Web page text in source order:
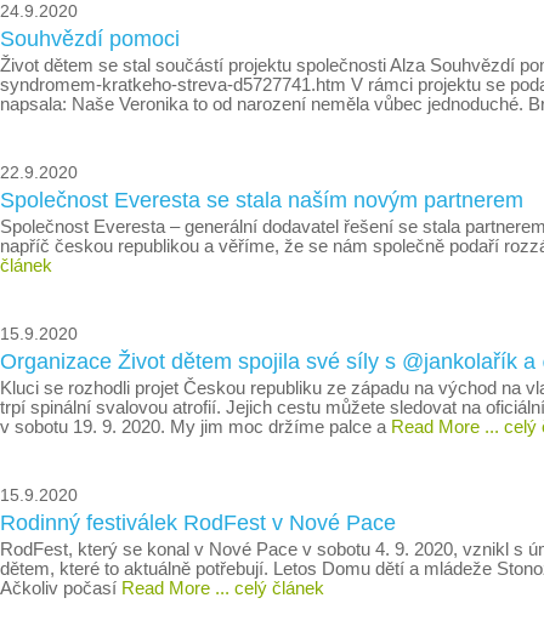
24.9.2020
Souhvězdí pomoci
Život dětem se stal součástí projektu společnosti Alza Souhvězdí
syndromem-kratkeho-streva-d5727741.htm V rámci projektu se
napsala: Naše Veronika to od narození neměla vůbec jednoduché.
22.9.2020
Společnost Everesta se stala naším novým partnerem
Společnost Everesta – generální dodavatel řešení se stala
napříč českou republikou a věříme, že se nám společně podaří
článek
15.9.2020
Organizace Život dětem spojila své síly s @jankolařík
Kluci se rozhodli projet Českou republiku ze západu na východ na
trpí spinální svalovou atrofií. Jejich cestu můžete sledovat na
v sobotu 19. 9. 2020. My jim moc držíme palce a Read More ... celý
15.9.2020
Rodinný festiválek RodFest v Nové Pace
RodFest, který se konal v Nové Pace v sobotu 4. 9. 2020, vznikl s
dětem, které to aktuálně potřebují. Letos Domu dětí a mládeže
Ačkoliv počasí Read More ... celý článek